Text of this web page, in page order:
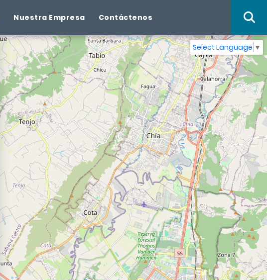
Nuestra Empresa Contáctenos
Select Language ▼